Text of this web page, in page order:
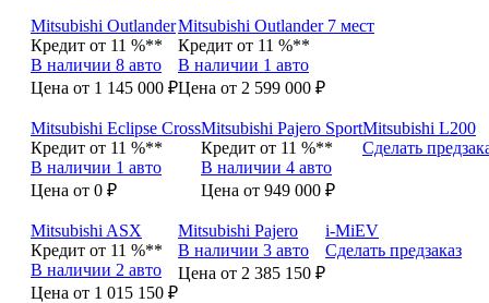
Mitsubishi Outlander
Кредит от 11 %**
В наличии 8 авто
Цена от 1 145 000 ₽
Mitsubishi Outlander 7 мест
Кредит от 11 %**
В наличии 1 авто
Цена от 2 599 000 ₽
Mitsubishi Eclipse Cross
Кредит от 11 %**
В наличии 1 авто
Цена от 0 ₽
Mitsubishi Pajero Sport
Кредит от 11 %**
В наличии 4 авто
Цена от 949 000 ₽
Mitsubishi L200
Сделать
Mitsubishi ASX
Кредит от 11 %**
В наличии 2 авто
Цена от 1 015 150 ₽
Mitsubishi Pajero
В наличии 3 авто
Цена от 2 385 150 ₽
i-MiEV
Сделать предзаказ